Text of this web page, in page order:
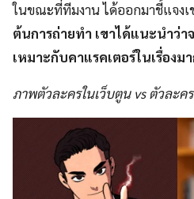
ในขณะที่ทีมงาน ได้ออกมาชี้แจงเ
ต้นการถ่ายทำ เขาได้แนะนำว่
เหมาะกับคาแรคเตอร์ในเรื่องม
ภาพตัวละครในเว็บตูน vs ตัวละค